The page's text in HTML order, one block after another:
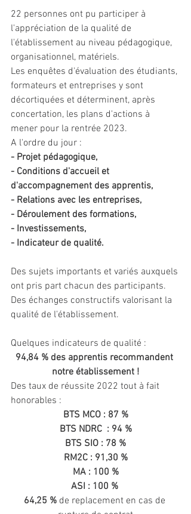
22 personnes ont pu participer à
l'appréciation de la qualité de
l'établissement au niveau pédagogique,
organisationnel, matériels.
Les enquêtes d'évaluation des étudiants,
formateurs et entreprises y sont
décortiquées et déterminent, après
concertation, les plans d'actions à
mener pour la rentrée 2023.
A l'ordre du jour :
- Projet pédagogique,
- Conditions d'accueil et
d'accompagnement des apprentis,
- Relations avec les entreprises,
- Déroulement des formations,
- Investissements,
- Indicateur de qualité.
Des sujets importants et variés auxquels
ont pris part chacun des participants.
Des échanges constructifs valorisant la
qualité de l'établissement.
Quelques indicateurs de qualité :
94,84 % des apprentis recommandent
notre établissement !
Des taux de réussite 2022 tout à fait
honorables :
BTS MCO : 87 %
BTS NDRC  : 94 %
BTS SIO : 78 %
RM2C : 91,30 %
MA : 100 %
ASI : 100 %
64,25 % de replacement en cas de